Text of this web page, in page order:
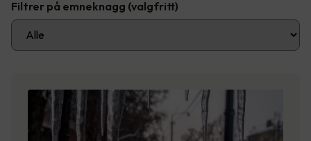
Filtrer på emneknagg (valgfritt)